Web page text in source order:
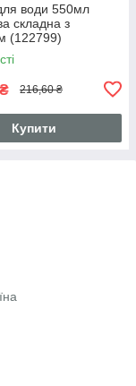
води 550мл
складна з
(122799)
₴ 216,60 ₴
Купити